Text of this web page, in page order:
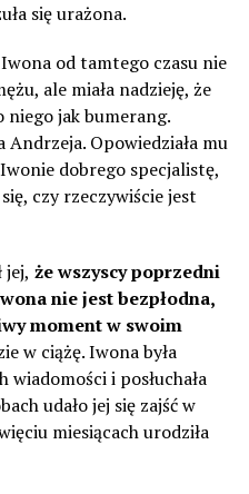
się urażona.
od tamtego czasu nie
ale miała nadzieję, że
niego jak bumerang.
Opowiedziała mu
dobrego specjalistę,
czy rzeczywiście jest
jej, że wszyscy poprzedni
nie jest bezpłodna,
moment w swoim
w ciążę. Iwona była
wiadomości i posłuchała
udało jej się zajść w
miesiącach urodziła